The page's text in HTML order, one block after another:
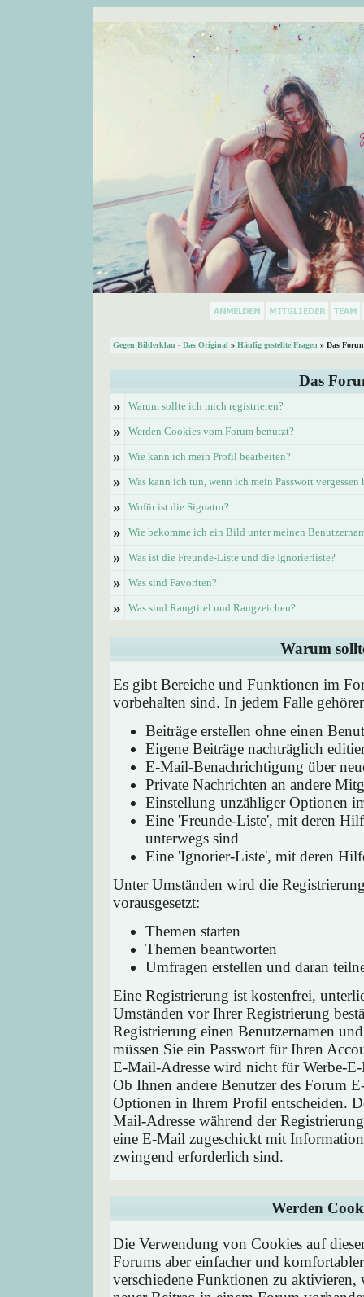
Gegen Bilderklau - Das Original » Häufig gestellte Fragen » Das
Das
»
Warum sollte ich mich registrieren?
» Werden Cookies vom Forum benutzt?
» Wie kann ich mein Profil bearbeiten?
» Was kann ich tun, wenn ich mein Passwort vergessen
» Wofür ist die Signatur?
» Wie bekomme ich ein Bild unter meinen
» Was ist die Freunde-Liste und die Ignorierliste?
» Was sind Favoriten?
» Was sind Rangtitel und Rangzeichen?
Warum
Es gibt Bereiche und Funktionen im
vorbehalten sind. In jedem Falle
Beiträge erstellen ohne einen
Eigene Beiträge nachträglich
E-Mail-Benachrichtigung über
Private Nachrichten an andere
Einstellung unzähliger Optionen
Eine 'Freunde-Liste', mit deren
unterwegs sind
Eine 'Ignorier-Liste', mit deren
Unter Umständen wird die
vorausgesetzt:
Themen starten
Themen beantworten
Umfragen erstellen und daran
Eine Registrierung ist kostenfrei,
Umständen vor Ihrer Registrierung
Registrierung einen Benutzernamen
müssen Sie ein Passwort für Ihren
E-Mail-Adresse wird nicht für Werbe-
Ob Ihnen andere Benutzer des Forum
Optionen in Ihrem Profil entscheiden.
Mail-Adresse während der
eine E-Mail zugeschickt mit
zwingend erforderlich sind.
Werden
Die Verwendung von Cookies auf
Forums aber einfacher und
verschiedene Funktionen zu